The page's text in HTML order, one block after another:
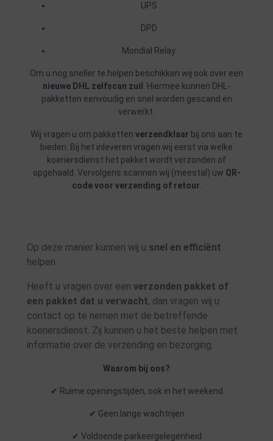
UPS
DPD
Mondial Relay
Om u nog sneller te helpen beschikken wij ook over een
nieuwe DHL zelfscan zuil
. Hiermee kunnen DHL-
pakketten eenvoudig en snel worden gescand en
verwerkt.
Wij vragen u om pakketten verzendklaar bij ons aan te
bieden. Bij het inleveren vragen wij eerst via welke
koeriersdienst het pakket wordt verzonden of
opgehaald. Vervolgens scannen wij (meestal) uw QR-
code voor verzending of retour
Op deze manier kunnen wij u snel en efficiënt
helpen.
Heeft u vragen over eenverzonden pakket of
een pakket dat u verwacht, dan vragen wij u
contact op te nemen met de betreffende
koeriersdienst. Zij kunnen u het beste helpen met
informatie over de verzending en bezorging.
Waarom bij ons?
✔ Ruime openingstijden, ook in het weekend
✔ Geen lange wachtrijen
✔ Voldoende parkeergelegenheid